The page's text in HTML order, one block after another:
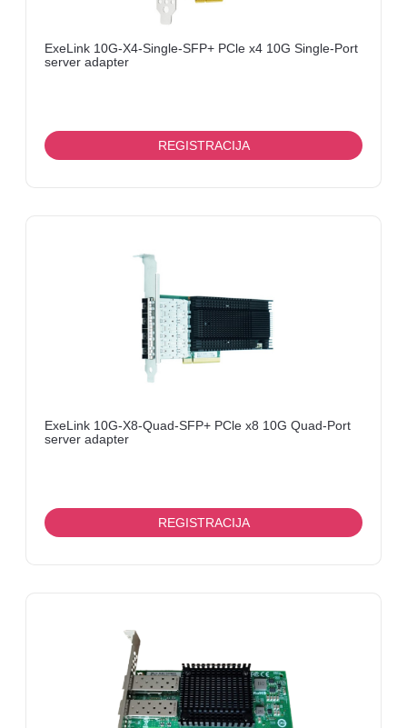
ExeLink 10G-X4-Single-SFP+ PCle x4 10G Single-Port
server adapter
REGISTRACIJA
ExeLink 10G-X8-Quad-SFP+ PCle x8 10G Quad-Port
server adapter
REGISTRACIJA